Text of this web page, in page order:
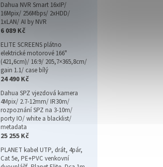
Dahua NVR Smart 16xIP/
16Mpix/ 256Mbps/ 2xHDD/
1xLAN/ AI by NVR
6 089 Kč
ELITE SCREENS plátno
elektrické motorové 166"
(421,6cm)/ 16:9/ 205,7×365,8cm/
gain 1.1/ case bílý
24 490 Kč
Dahua SPZ vjezdová kamera
4Mpix/ 2.7-12mm/ IR30m/
rozpoznání SPZ na 3-10m/
porty IO/ white a blacklist/
metadata
25 255 Kč
PLANET kabel UTP, drát, 4pár,
Cat 5e, PE+PVC venkovní